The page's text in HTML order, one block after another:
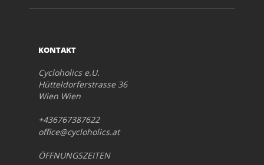
KONTAKT
Cycloholics e.U.
Hütteldorferstrasse 36
Wien Wien
+436767387622
office@cycloholics.at
ÖFFNUNGSZEITEN